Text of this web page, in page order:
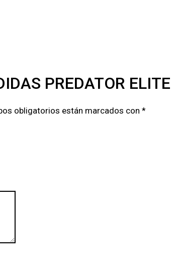
PREDATOR
obligatorios están marcados con *